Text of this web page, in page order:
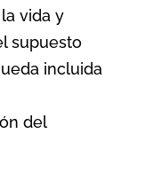
vida y
supuesto
incluida
del